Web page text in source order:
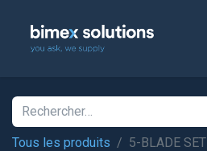
Tous les produits 5-BLADE SET